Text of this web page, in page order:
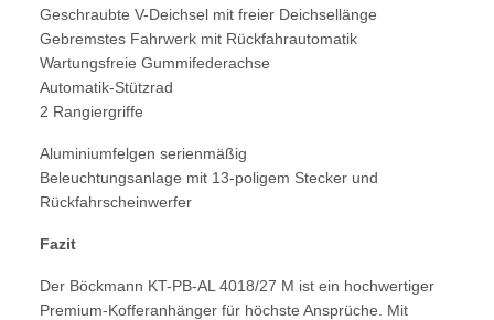
Geschraubte V-Deichsel mit freier Deichsellänge
Gebremstes Fahrwerk mit Rückfahrautomatik
Wartungsfreie Gummifederachse
Automatik-Stützrad
2 Rangiergriffe
Aluminiumfelgen serienmäßig
Beleuchtungsanlage mit 13-poligem Stecker und
Rückfahrscheinwerfer
Fazit
Der Böckmann KT-PB-AL 4018/27 M ist ein hochwertiger
Premium-Kofferanhänger für höchste Ansprüche. Mit